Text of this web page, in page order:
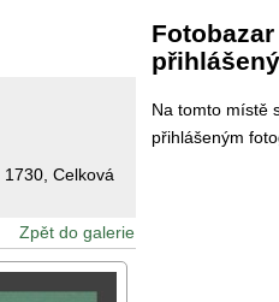
1730 , Celková
Zpět do galerie
Na tomto místě
přihlášeným